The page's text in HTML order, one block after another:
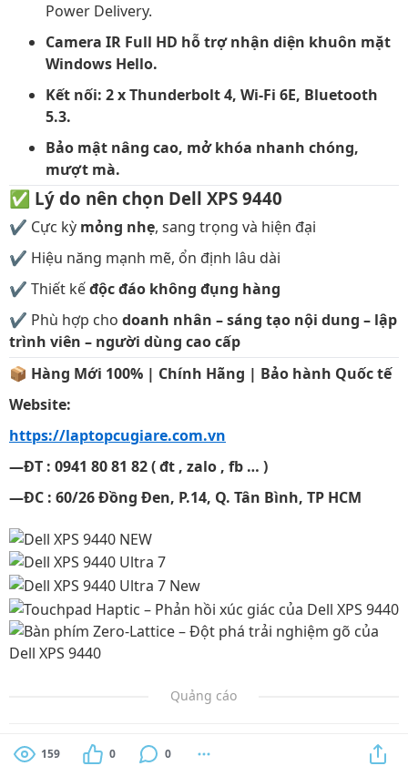
Power Delivery.
Camera IR Full HD hỗ trợ nhận diện khuôn mặt
Windows Hello.
Kết nối: 2 x Thunderbolt 4, Wi-Fi 6E, Bluetooth
5.3.
Bảo mật nâng cao, mở khóa nhanh chóng,
mượt mà.
✅ Lý do nên chọn Dell XPS 9440
✔️ Cực kỳ mỏng nhẹ, sang trọng và hiện đại
✔️ Hiệu năng mạnh mẽ, ổn định lâu dài
✔️ Thiết kếđộc đáo không đụng hàng
✔️ Phù hợp cho doanh nhân – sáng tạo nội dung – lập
trình viên – người dùng cao cấp
📦 Hàng Mới 100% | Chính Hãng | Bảo hành Quốc tế
Website:
https://laptopcugiare.com.vn
—ĐT : 0941 80 81 82 ( đt , zalo , fb … )
—ĐC : 60/26 Đồng Đen, P.14, Q. Tân Bình, TP HCM
Quảng cáo
159 0 0